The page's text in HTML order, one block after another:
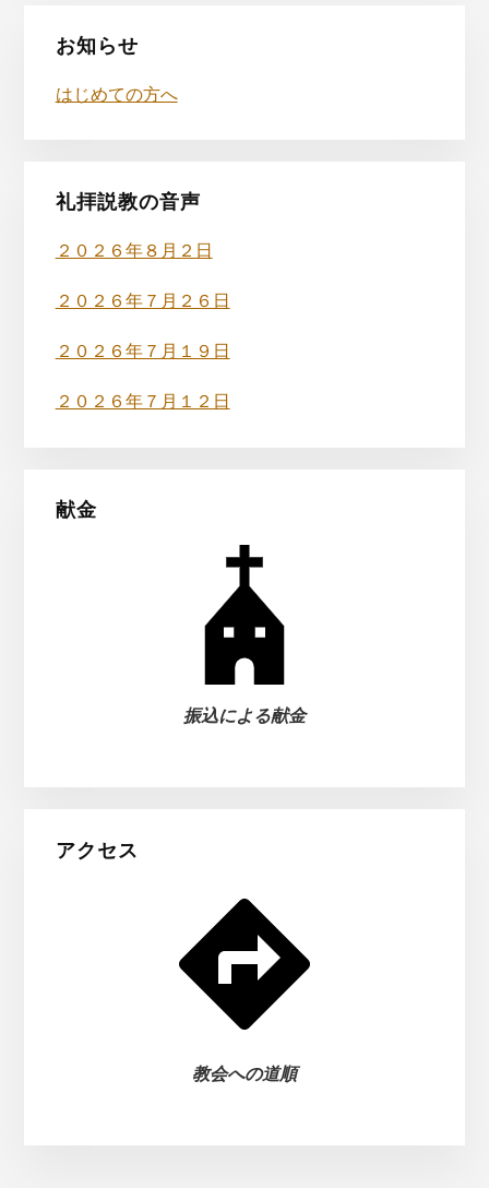
最
初
の
イ
ド
バ
ー
お知らせ
はじめての方へ
礼拝説教の音声
２０２６年８月２日
２０２６年７月２６日
２０２６年７月１９日
２０２６年７月１２日
献金
振込による献金
アクセス
教会への道順